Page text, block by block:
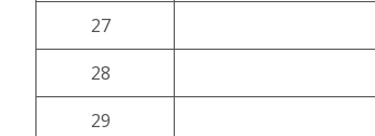
27
28
29